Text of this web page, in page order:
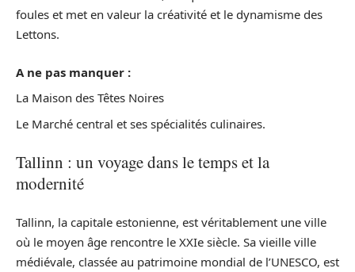
foules et met en valeur la créativité et le dynamisme des
Lettons.
A ne pas manquer :
La Maison des Têtes Noires
Le Marché central et ses spécialités culinaires.
Tallinn : un voyage dans le temps et la
modernité
Tallinn, la capitale estonienne, est véritablement une ville
où le moyen âge rencontre le XXIe siècle. Sa vieille ville
médiévale, classée au patrimoine mondial de l’UNESCO, est